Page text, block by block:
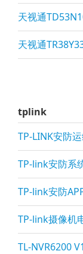
天视通
天视通
tplink
TP-LINK安防
TP-link安防系
TP-link安防
TP-link摄像机
TL-NVR6200